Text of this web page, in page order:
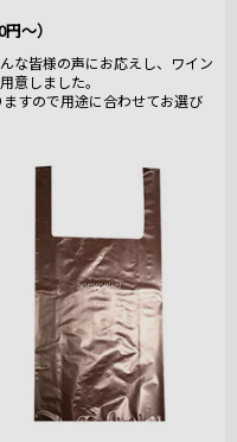
円～）
な皆様の声にお応えし、ワイン
意しました。
すので用途に合わせてお選び